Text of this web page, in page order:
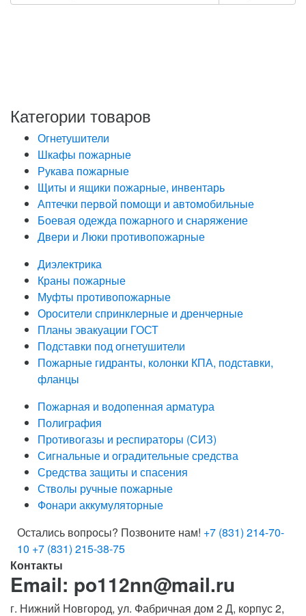
Категории товаров
Огнетушители
Шкафы пожарные
Рукава пожарные
Щиты и ящики пожарные, инвентарь
Аптечки первой помощи и автомобильные
Боевая одежда пожарного и снаряжение
Двери и Люки противопожарные
Диэлектрика
Краны пожарные
Муфты противопожарные
Оросители спринклерные и дренчерные
Планы эвакуации ГОСТ
Подставки под огнетушители
Пожарные гидранты, колонки КПА, подставки,
фланцы
Пожарная и водопенная арматура
Полиграфия
Противогазы и респираторы (СИЗ)
Сигнальные и оградительные средства
Средства защиты и спасения
Стволы ручные пожарные
Фонари аккумуляторные
Остались вопросы? Позвоните нам! +7 (831) 214-70-
10 +7 (831) 215-38-75
Контакты
Email: po112nn@mail.ru
г. Нижний Новгород, ул. Фабричная дом 2 Д, корпус 2,